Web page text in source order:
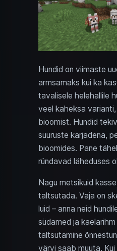
Hundid on viimaste
armsamaks kui ka
tavalisele helehallile
veel kaheksa
bioomist. Hundid
suuruste karjadena,
bioomides. Pane
ründavad läheduses
Nagu metsikuid
taltsutada. Vaja on
luid – anna neid
südamed ja
taltsutamine
värvi saab muuta. Kui